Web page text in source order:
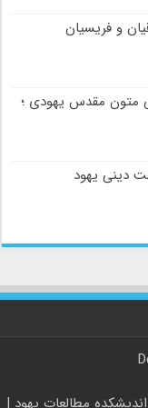
و فریسیان
متون مقدس یهودی ؛
دینی یهود